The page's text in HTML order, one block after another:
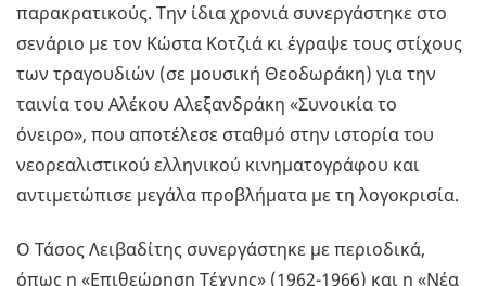
παρακρατικούς. Την ίδια χρονιά συνεργάστηκε στο
σενάριο με τον Κώστα Κοτζιά κι έγραψε τους στίχους
των τραγουδιών (σε μουσική Θεοδωράκη) για την
ταινία του Αλέκου Αλεξανδράκη «Συνοικία το
όνειρο», που αποτέλεσε σταθμό στην ιστορία του
νεορεαλιστικού ελληνικού κινηματογράφου και
αντιμετώπισε μεγάλα προβλήματα με τη λογοκρισία.
Ο Τάσος Λειβαδίτης συνεργάστηκε με περιοδικά,
όπως η «Επιθεώρηση Τέχνης» (1962-1966) και η «Νέα